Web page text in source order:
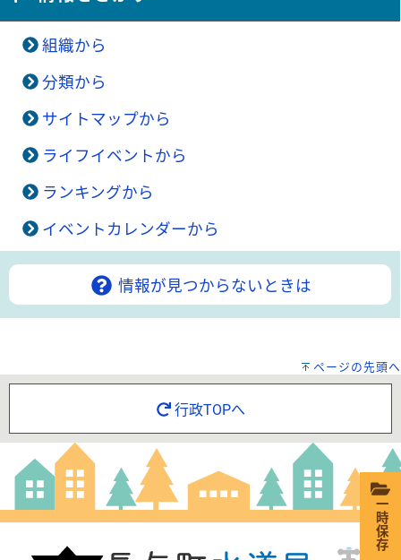
組織から
分類から
サイトマップから
ライフイベントから
ランキングから
イベントカレンダーから
情報が見つからないときは
ページの先頭へ
行政TOPへ
一時保存